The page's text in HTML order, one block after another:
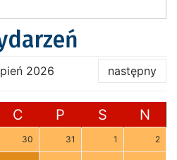
2026 następny
C P S N
30 31 1 2